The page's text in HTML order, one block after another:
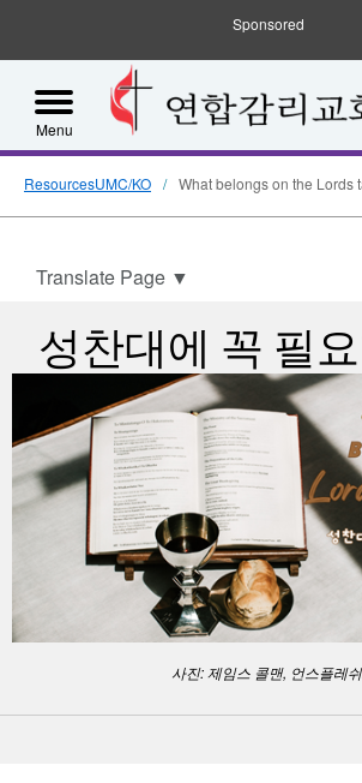
Sponsored
Menu
ResourcesUMC/KO What belongs on the Lords
Translate Page ▼
성찬대에 꼭 필
사진: 제임스 콜맨, 언스플레